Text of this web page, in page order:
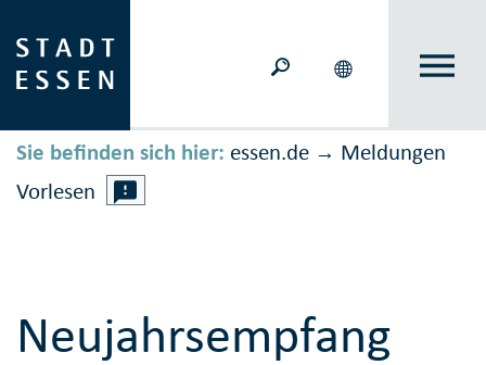
Sie befinden sich hier: essen.de → Meldungen
Vorlesen
Neujahrsempfang